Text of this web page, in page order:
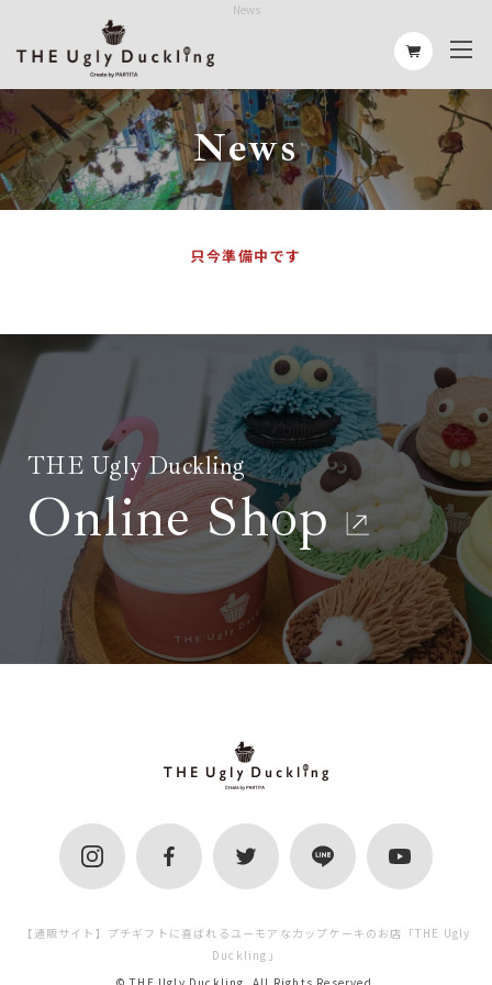
News
News
只今準備中です
THE Ugly Duckling
Online Shop
【通販サイト】プチギフトに喜ばれるユーモアなカップケーキのお店「THE Ugly
Duckling」